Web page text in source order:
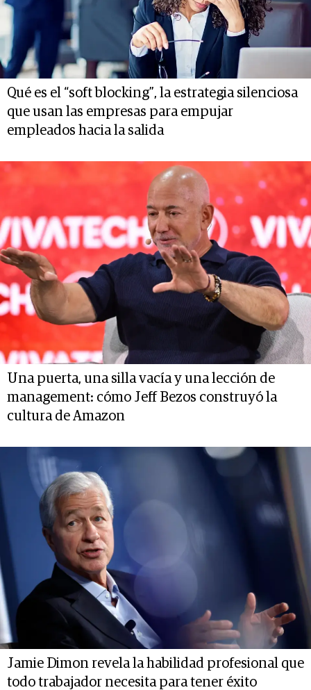
Qué es el “soft blocking”, la estrategia silenciosa
que usan las empresas para empujar
empleados hacia la salida
Una puerta, una silla vacía y una lección de
management: cómo Jeff Bezos construyó la
cultura de Amazon
Jamie Dimon revela la habilidad profesional que
todo trabajador necesita para tener éxito